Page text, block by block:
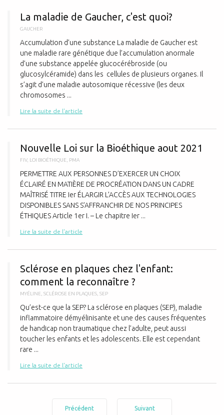
La maladie de Gaucher, c'est quoi?
GAUCHER
Accumulation d’une substance La maladie de Gaucher est
une maladie rare génétique due l’accumulation anormale
d’une substance appelée glucocérébroside (ou
glucosylcéramide) dans les cellules de plusieurs organes. Il
s’agit d’une maladie autosomique récessive (les deux
chromosomes ...
Lire la suite de l'article
Nouvelle Loi sur la Bioéthique aout 2021
FIV, LOI BIOÉTHIQUE PMA
PERMETTRE AUX PERSONNES D’EXERCER UN CHOIX
ÉCLAIRÉ EN MATIÈRE DE PROCRÉATION DANS UN CADRE
MAÎTRISÉ TITRE Ier ÉLARGIR L’ACCÈS AUX TECHNOLOGIES
DISPONIBLES SANS S’AFFRANCHIR DE NOS PRINCIPES
ÉTHIQUES Article 1er I. – Le chapitre Ier ...
Lire la suite de l'article
Sclérose en plaques chez l'enfant:
comment la reconnaître ?
MYÉLINE SCLÉROSE EN PLAQUES SEP
Qu’est-ce que la SEP? La sclérose en plaques (SEP), maladie
inflammatoire démyélinisante et une des causes fréquentes
de handicap non traumatique chez l’adulte, peut aussi
toucher les enfants et les adolescents. Elle est cependant
rare ...
Lire la suite de l'article
Précédent Suivant